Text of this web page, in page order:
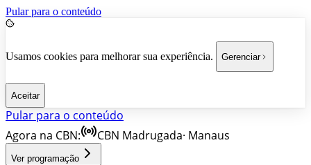
Pular para o conteúdo
Usamos cookies para melhorar sua experiência. Gerenciar
Aceitar
Pular para o conteúdo
Agora na CBN:
CBN Madrugada· Manaus
Ver programação